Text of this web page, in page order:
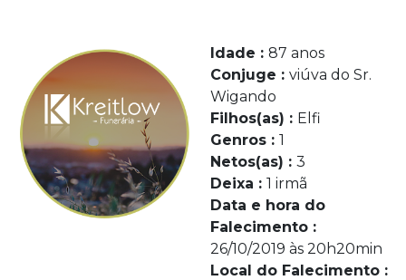
Idade : 87 anos
Conjuge : viúva do Sr.
Wigando
Filhos(as) : Elfi
Genros : 1
Netos(as) : 3
Deixa : 1 irmã
Data e hora do
Falecimento :
26/10/2019 às 20h20min
Local do Falecimento :